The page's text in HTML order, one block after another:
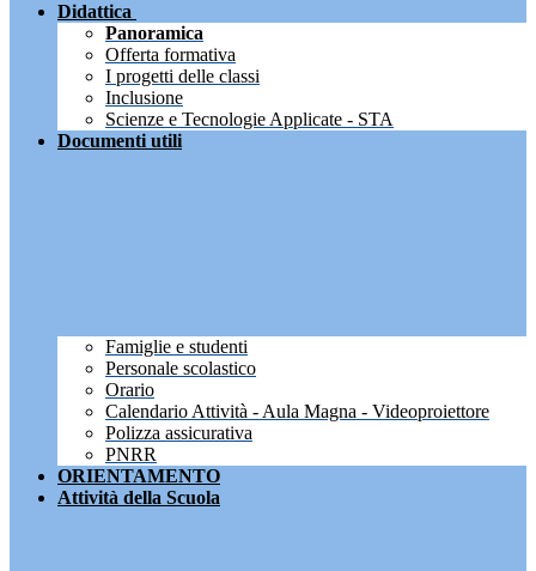
Didattica
Panoramica
Offerta formativa
I progetti delle classi
Inclusione
Scienze e Tecnologie Applicate - STA
Documenti utili
Famiglie e studenti
Personale scolastico
Orario
Calendario Attività - Aula Magna - Videoproiettore
Polizza assicurativa
PNRR
ORIENTAMENTO
Attività della Scuola